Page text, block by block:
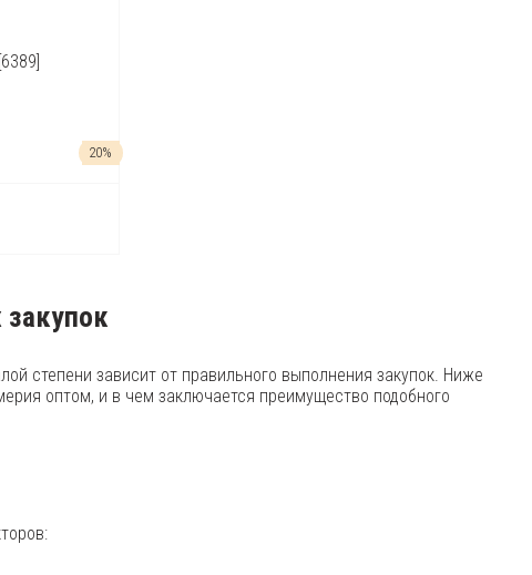
20%
степени зависит от правильного выполнения закупок. Ниже
оптом, и в чем заключается преимущество подобного